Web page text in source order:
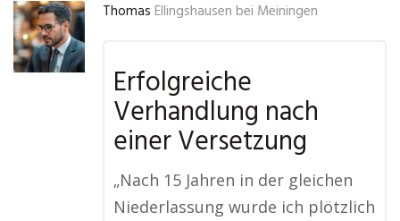
Thomas Ellingshausen bei Meiningen
Erfolgreiche
Verhandlung nach
einer Versetzung
„Nach 15 Jahren in der gleichen
Niederlassung wurde ich plötzlich